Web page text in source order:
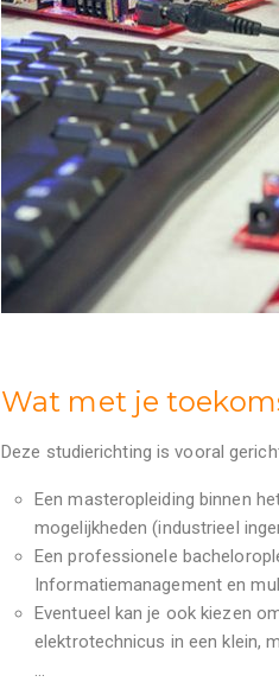
Wat met je
Deze studierichting is vooral
Een masteropleiding binnen
mogelijkheden (industrieel
Een professionele
Informatiemanagement en
Eventueel kan je ook kiezen
elektrotechnicus in een klein,
…